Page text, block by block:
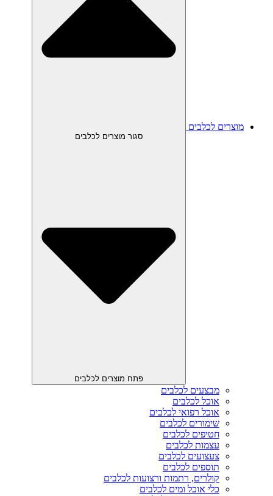
מוצרים לכלבים
סגור מוצרים לכלבים
פתח מוצרים לכלבים
מבצעים לכלבים
אוכל לכלבים
אוכל רפואי לכלבים
שימורים לכלבים
חטיפים לכלבים
עצמות לכלבים
צעצועים לכלבים
תוספים לכלבים
קולרים, רתמות ורצועות לכלבים
כלי אוכל ומים לכלבים